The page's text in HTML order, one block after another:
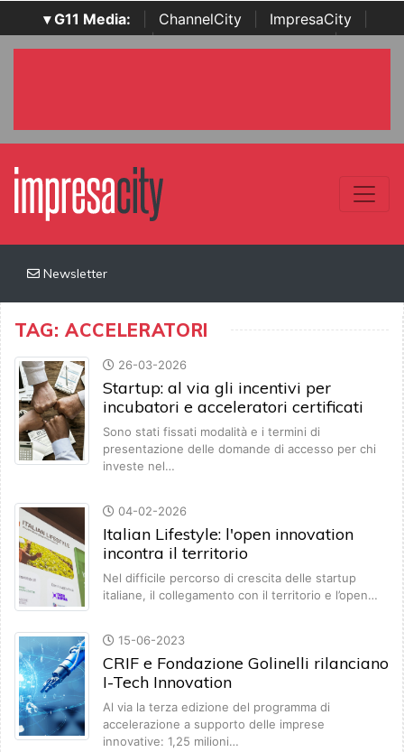
▾ G11 Media: ChannelCity ImpresaCity
SecurityOpenLab | Italian Channel Awards | Italian
Newsletter
TAG: ACCELERATORI
26-03-2026
Startup: al via gli incentivi per
incubatori e acceleratori certificati
Sono stati fissati modalità e i termini di
presentazione delle domande di accesso per chi
investe nel…
04-02-2026
Italian Lifestyle: l'open innovation
incontra il territorio
Nel difficile percorso di crescita delle startup
italiane, il collegamento con il territorio e l’open…
15-06-2023
CRIF e Fondazione Golinelli rilanciano
I-Tech Innovation
Al via la terza edizione del programma di
accelerazione a supporto delle imprese
innovative: 1,25 milioni…